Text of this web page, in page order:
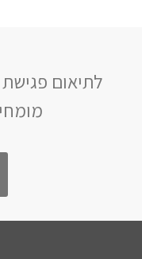
לתיאום פגישת